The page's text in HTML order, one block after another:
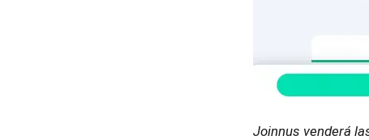
Joinnus venderá